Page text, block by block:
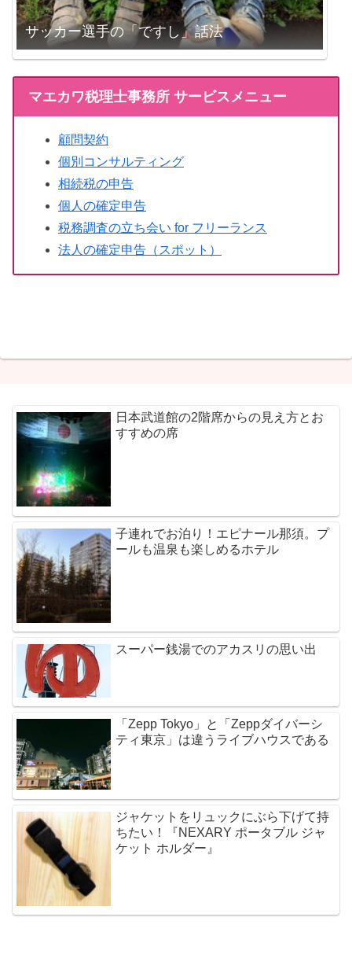
サッカー選手の「ですし」話法
マエカワ税理士事務所 サービスメニュー
顧問契約
個別コンサルティング
相続税の申告
個人の確定申告
税務調査の立ち会い for フリーランス
法人の確定申告（スポット）
日本武道館の2階席からの見え方とお
すすめの席
子連れでお泊り！エピナール那須。プ
ールも温泉も楽しめるホテル
スーパー銭湯でのアカスリの思い出
「Zepp Tokyo」と「Zeppダイバーシ
ティ東京」は違うライブハウスである
ジャケットをリュックにぶら下げて持
ちたい！『NEXARY ポータブル ジャ
ケット ホルダー』